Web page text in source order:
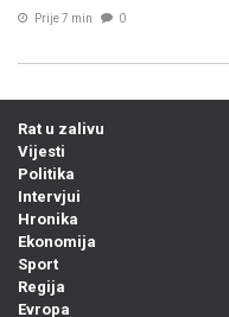
Prije 7 min 0
Rat u zalivu
Vijesti
Politika
Intervjui
Hronika
Ekonomija
Sport
Regija
Evropa